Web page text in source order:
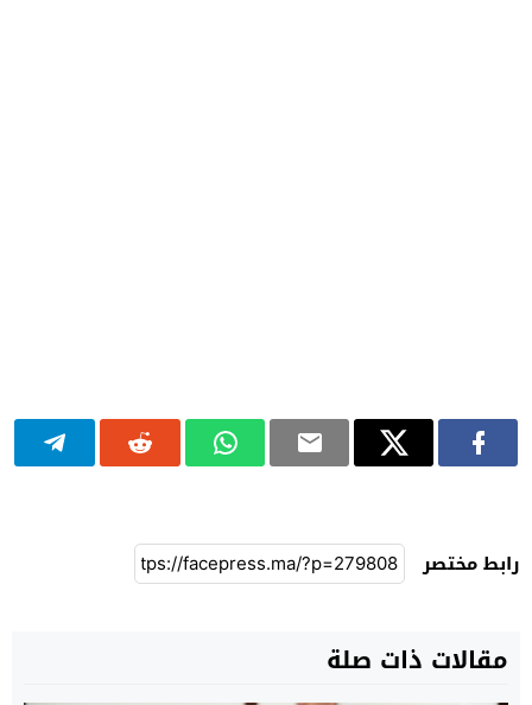
رابط مختصر
مقالات ذات صلة